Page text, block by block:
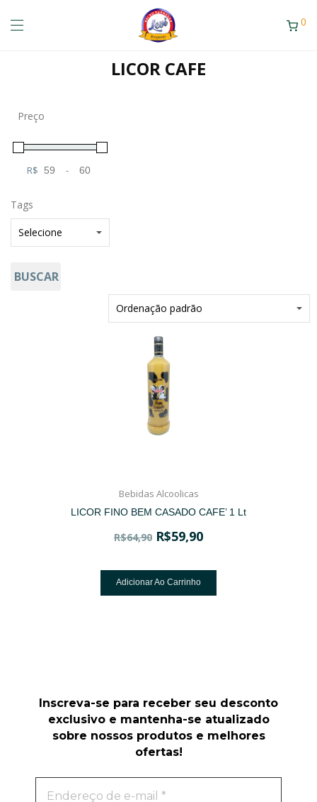
0
LICOR CAFE
Preço
R$ -
Tags
BUSCAR
Bebidas Alcoolicas
LICOR FINO BEM CASADO CAFE’ 1 Lt
R$64,90 R$59,90
Adicionar Ao Carrinho
Inscreva-se para receber seu desconto
exclusivo e mantenha-se atualizado
sobre nossos produtos e melhores
ofertas!